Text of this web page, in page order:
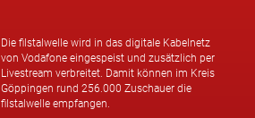
Die filstalwelle wird in das digitale Kabelnetz
von Vodafone eingespeist und zusätzlich per
Livestream verbreitet. Damit können im Kreis
Göppingen rund 256.000 Zuschauer die
filstalwelle empfangen.